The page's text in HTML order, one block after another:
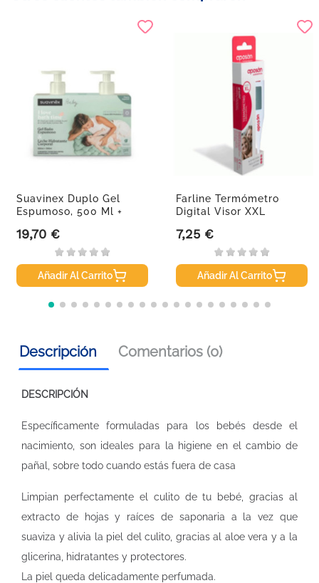
Suavinex Duplo Gel
Espumoso, 500 Ml +
Precio
19,70 €
Añadir Al Carrito
Farline Termómetro
Digital Visor XXL
Precio
7,25 €
Añadir Al Carrito
Descripción Comentarios (0)
DESCRIPCIÓN
Específicamente formuladas para los bebés desde el
nacimiento, son ideales para la higiene en el cambio de
pañal, sobre todo cuando estás fuera de casa
Limpian perfectamente el culito de tu bebé, gracias al
extracto de hojas y raíces de saponaria a la vez que
suaviza y alivia la piel del culito, gracias al aloe vera y a la
glicerina, hidratantes y protectores.
La piel queda delicadamente perfumada.